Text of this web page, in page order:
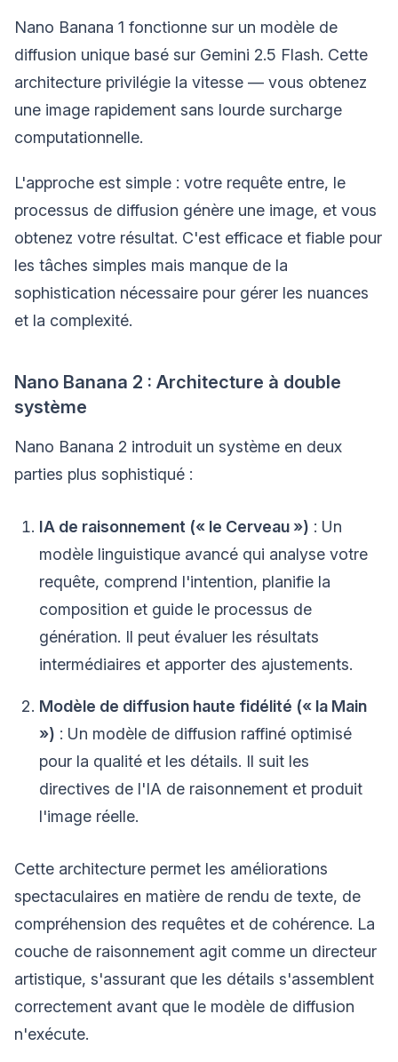
Nano Banana 1 fonctionne sur un modèle de
diffusion unique basé sur Gemini 2.5 Flash. Cette
architecture privilégie la vitesse — vous obtenez
une image rapidement sans lourde surcharge
computationnelle.
L'approche est simple : votre requête entre, le
processus de diffusion génère une image, et vous
obtenez votre résultat. C'est efficace et fiable pour
les tâches simples mais manque de la
sophistication nécessaire pour gérer les nuances
et la complexité.
Nano Banana 2 : Architecture à double
système
Nano Banana 2 introduit un système en deux
parties plus sophistiqué :
IA de raisonnement (« le Cerveau ») : Un
modèle linguistique avancé qui analyse votre
requête, comprend l'intention, planifie la
composition et guide le processus de
génération. Il peut évaluer les résultats
intermédiaires et apporter des ajustements.
Modèle de diffusion haute fidélité (« la Main
») : Un modèle de diffusion raffiné optimisé
pour la qualité et les détails. Il suit les
directives de l'IA de raisonnement et produit
l'image réelle.
Cette architecture permet les améliorations
spectaculaires en matière de rendu de texte, de
compréhension des requêtes et de cohérence. La
couche de raisonnement agit comme un directeur
artistique, s'assurant que les détails s'assemblent
correctement avant que le modèle de diffusion
n'exécute.